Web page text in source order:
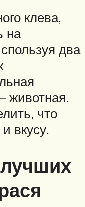
клева,
на
два
животная.
что
вкусу.